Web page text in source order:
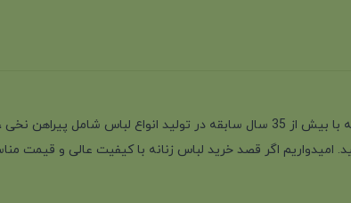
فروشگاه سیاکُر فروش لباس زنانه با بیش از 35 سال سابقه در
امیدواریم اگر قصد خرید لباس زنانه با کیفیت عالی و قیمت